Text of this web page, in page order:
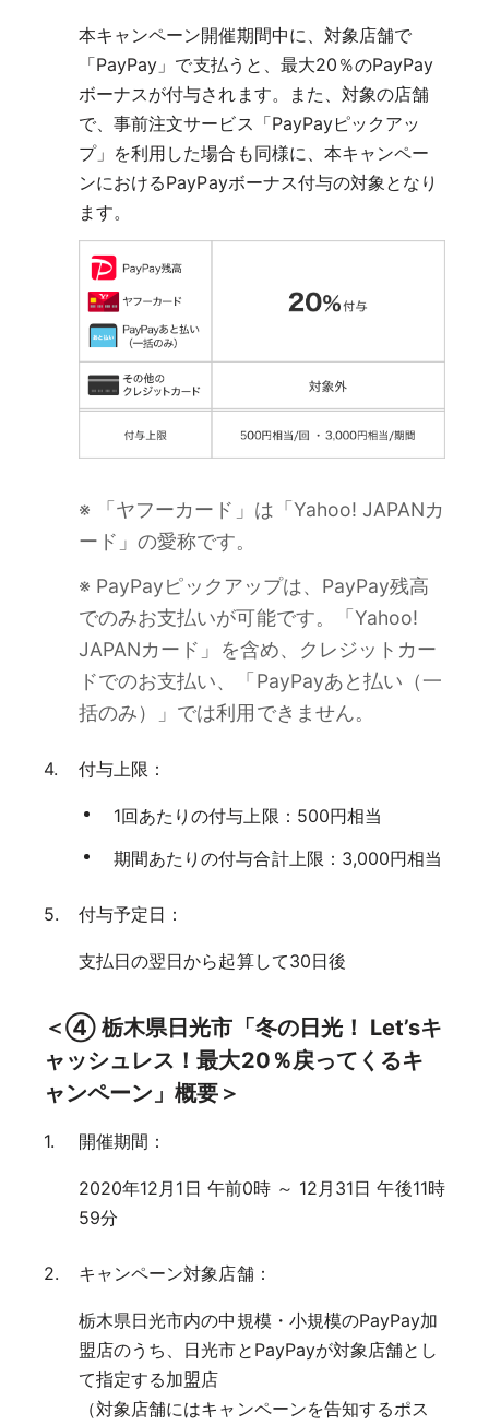
本キャンペーン開催期間中に、対象店舗で
「PayPay」で支払うと、最大20％のPayPay
ボーナスが付与されます。また、対象の店舗
で、事前注文サービス「PayPayピックアッ
プ」を利用した場合も同様に、本キャンペー
ンにおけるPayPayボーナス付与の対象となり
ます。
※ 「ヤフーカード」は「Yahoo! JAPANカ
ード」の愛称です。
※ PayPayピックアップは、PayPay残高
でのみお支払いが可能です。「Yahoo!
JAPANカード」を含め、クレジットカー
ドでのお支払い、「PayPayあと払い（一
括のみ）」では利用できません。
付与上限：
1回あたりの付与上限：500円相当
期間あたりの付与合計上限：3,000円相当
付与予定日：
支払日の翌日から起算して30日後
＜④ 栃木県日光市「冬の日光！ Let’sキ
ャッシュレス！最大20％戻ってくるキ
ャンペーン」概要＞
開催期間：
2020年12月1日 午前0時 ～ 12月31日 午後11時
59分
キャンペーン対象店舗：
栃木県日光市内の中規模・小規模のPayPay加
盟店のうち、日光市とPayPayが対象店舗とし
て指定する加盟店
（対象店舗にはキャンペーンを告知するポス